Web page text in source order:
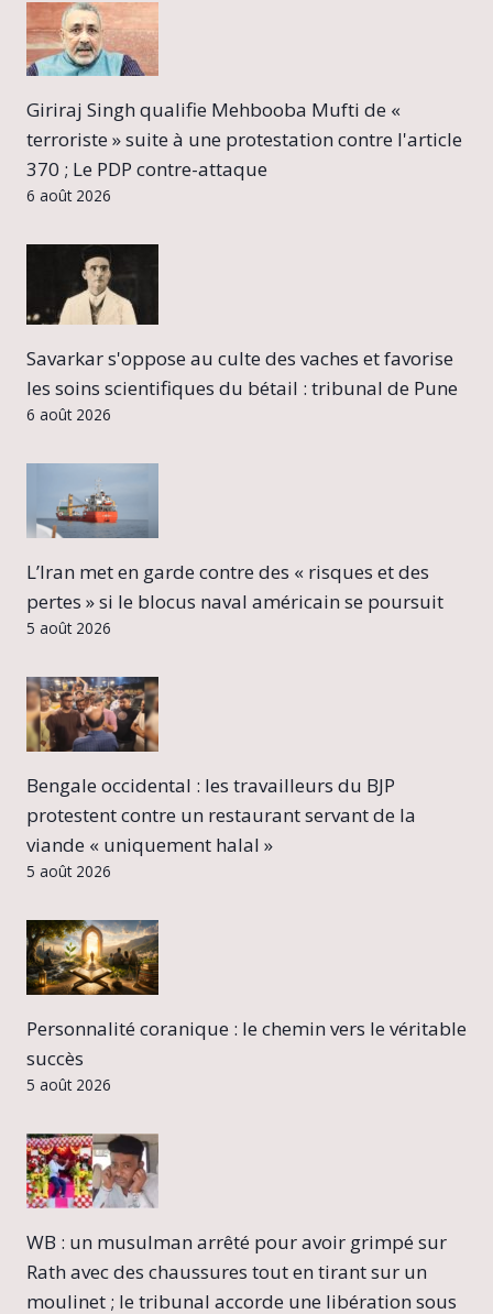
Giriraj Singh qualifie Mehbooba Mufti de «
terroriste » suite à une protestation contre l'article
370 ; Le PDP contre-attaque
6 août 2026
Savarkar s'oppose au culte des vaches et favorise
les soins scientifiques du bétail : tribunal de Pune
6 août 2026
L’Iran met en garde contre des « risques et des
pertes » si le blocus naval américain se poursuit
5 août 2026
Bengale occidental : les travailleurs du BJP
protestent contre un restaurant servant de la
viande « uniquement halal »
5 août 2026
Personnalité coranique : le chemin vers le véritable
succès
5 août 2026
WB : un musulman arrêté pour avoir grimpé sur
Rath avec des chaussures tout en tirant sur un
moulinet ; le tribunal accorde une libération sous